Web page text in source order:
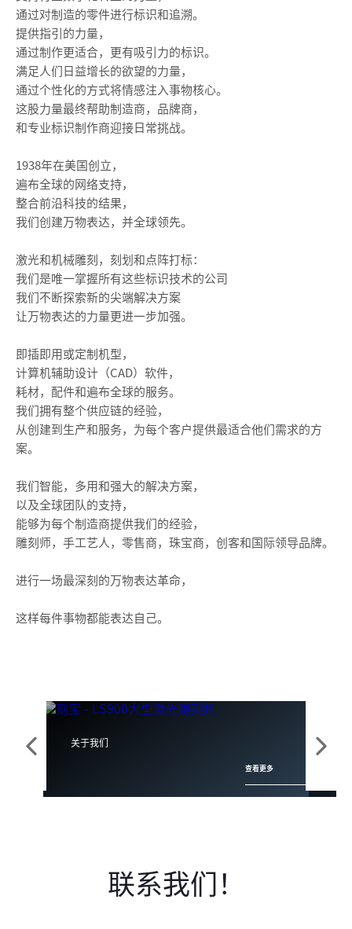
通过对制造的零件进行标识和追溯。
提供指引的力量，
通过制作更适合，更有吸引力的标识。
满足人们日益增长的欲望的力量，
通过个性化的方式将情感注入事物核心。
这股力量最终帮助制造商，品牌商，
和专业标识制作商迎接日常挑战。
1938年在美国创立，
遍布全球的网络支持，
整合前沿科技的结果，
我们创建万物表达，并全球领先。
激光和机械雕刻，刻划和点阵打标：
我们是唯一掌握所有这些标识技术的公司
我们不断探索新的尖端解决方案
让万物表达的力量更进一步加强。
即插即用或定制机型，
计算机辅助设计（CAD）软件，
耗材，配件和遍布全球的服务。
我们拥有整个供应链的经验，
从创建到生产和服务，为每个客户提供最适合他们需求的方
案。
我们智能，多用和强大的解决方案，
以及全球团队的支持，
能够为每个制造商提供我们的经验，
雕刻师，手工艺人，零售商，珠宝商，创客和国际领导品牌。
进行一场最深刻的万物表达革命，
这样每件事物都能表达自己。
请
关于我们
查看更多
请
阅
联系我们！